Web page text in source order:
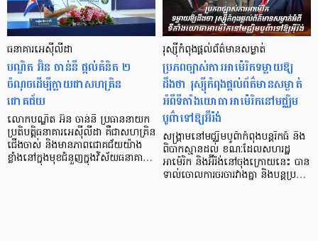
ធនាគារអេស៊ីលីដា
បណ្ឌិត អ៊ិន ចាន់នី ផ្ដល់គំនិត ២​
ចំណុច​ដើម្បីក្លាយ​ជា​សហគ្រិន​
ជោគជ័យ
លោកបណ្ឌិត អ៊ិន ចាន់នី ប្រធាននាយក
ប្រតិបត្តិធនាគារអេស៊ីលីដា គឺជាសហគ្រិន
ជើងចាស់ និងមានភាពជោគជ័យយ៉ាង
ខ្លាំងនៅក្នុងមុខជំនួញក្នុងវិស័យធនាគា…
រុស្ស៊ីកំពុងផ្ដល់ព័ត៌មានសម្ងាត់
ប្រភពច្បាស់ការអាម៉េរិកទម្លាយឱ្យ
ដឹងថា រុស្ស៊ីកំពុងផ្ដល់ព័ត៌មានសម្ងាត់
អំពីទីតាំងយោធាអាម៉េរិកនៅមជ្ឈិម
បូព៌ាទៅឱ្យអ៊ីរ៉ង់
សង្គ្រាមនៅមជ្ឈិមបូព៌ាកំពុងបន្ដរីកធំ និង
ពិបាកស្មានដល់ ខណៈដែលសហរដ្ឋ
អាម៉េរិក និងអ៊ីរ៉ង់នៅចុងក្រោយនេះ បាន
ទាល់ចោលការចរចារវាងគ្នា និងបន្ដប្រ…